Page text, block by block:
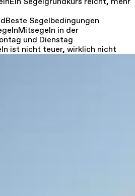
Beste Segelbedingungen
Mitsegeln in der
und Dienstag
ist nicht teuer, wirklich nicht